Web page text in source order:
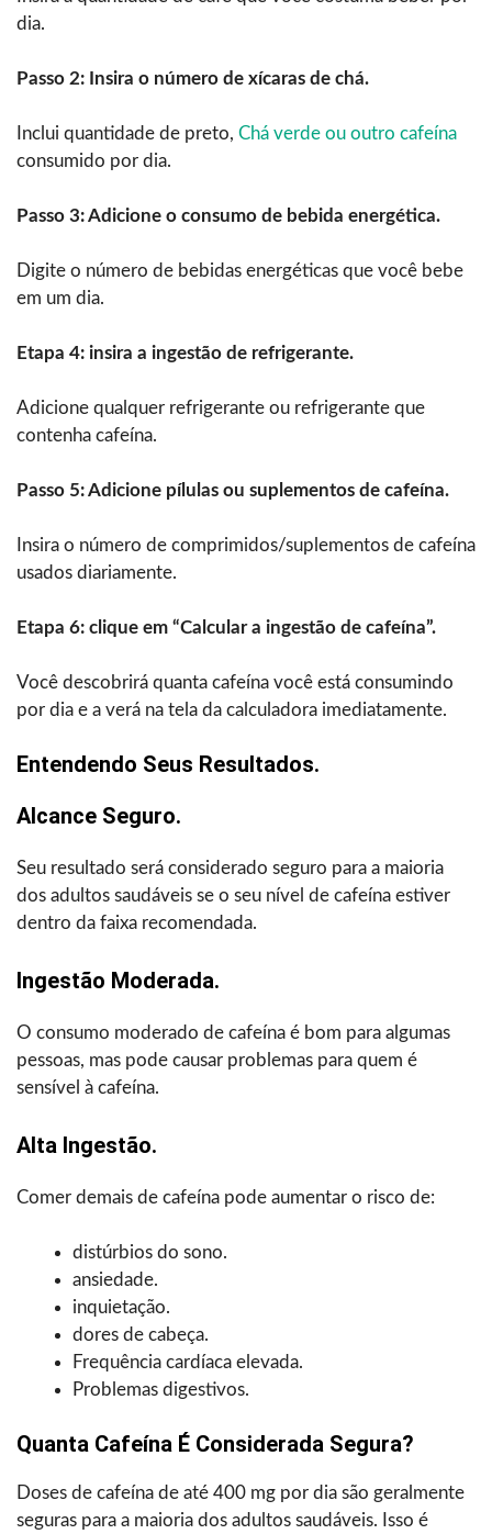
dia.
Passo 2: Insira o número de xícaras de chá.
Inclui quantidade de preto, Chá verde ou outro cafeína
consumido por dia.
Passo 3: Adicione o consumo de bebida energética.
Digite o número de bebidas energéticas que você bebe
em um dia.
Etapa 4: insira a ingestão de refrigerante.
Adicione qualquer refrigerante ou refrigerante que
contenha cafeína.
Passo 5: Adicione pílulas ou suplementos de cafeína.
Insira o número de comprimidos/suplementos de cafeína
usados diariamente.
Etapa 6: clique em “Calcular a ingestão de cafeína”.
Você descobrirá quanta cafeína você está consumindo
por dia e a verá na tela da calculadora imediatamente.
Entendendo Seus Resultados.
Alcance Seguro.
Seu resultado será considerado seguro para a maioria
dos adultos saudáveis se o seu nível de cafeína estiver
dentro da faixa recomendada.
Ingestão Moderada.
O consumo moderado de cafeína é bom para algumas
pessoas, mas pode causar problemas para quem é
sensível à cafeína.
Alta Ingestão.
Comer demais de cafeína pode aumentar o risco de:
distúrbios do sono.
ansiedade.
inquietação.
dores de cabeça.
Frequência cardíaca elevada.
Problemas digestivos.
Quanta Cafeína É Considerada Segura?
Doses de cafeína de até 400 mg por dia são geralmente
seguras para a maioria dos adultos saudáveis. Isso é